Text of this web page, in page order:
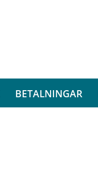
BETALNINGAR